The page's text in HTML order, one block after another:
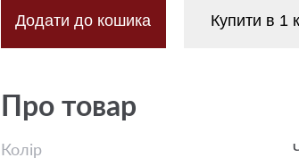
Додати до кошика Купити в 1
Про товар
Колір